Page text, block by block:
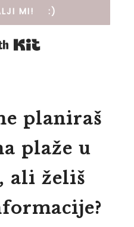
MI! :)
planiraš
plaže u
ali želiš